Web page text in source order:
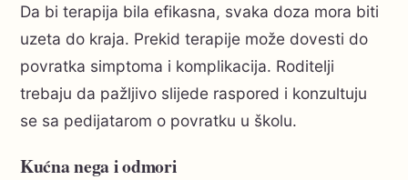
Da bi terapija bila efikasna, svaka doza mora biti
uzeta do kraja. Prekid terapije može dovesti do
povratka simptoma i komplikacija. Roditelji
trebaju da pažljivo slijede raspored i konzultuju
se sa pedijatarom o povratku u školu.
Kućna nega i odmori